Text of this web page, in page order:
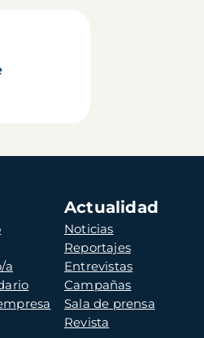
a
Actualidad
Noticias
Reportajes
Entrevistas
Campañas
Sala de prensa
Revista